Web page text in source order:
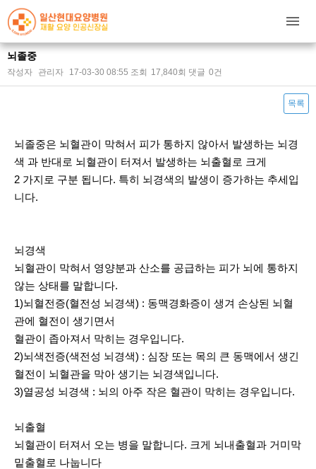
뇌졸중
작성자 관리자 17-03-30 08:55 조회 17,840회 댓글 0건
목록
뇌졸중은 뇌혈관이 막혀서 피가 통하지 않아서 발생하는 뇌경
색 과 반대로 뇌혈관이 터져서 발생하는 뇌출혈로 크게
2 가지로 구분 됩니다. 특히 뇌경색의 발생이 증가하는 추세입
니다.
뇌경색
뇌혈관이 막혀서 영양분과 산소를 공급하는 피가 뇌에 통하지
않는 상태를 말합니다.
1)뇌혈전증(혈전성 뇌경색) : 동맥경화증이 생겨 손상된 뇌혈
관에 혈전이 생기면서
혈관이 좁아져서 막히는 경우입니다.
2)뇌색전증(색전성 뇌경색) : 심장 또는 목의 큰 동맥에서 생긴
혈전이 뇌혈관을 막아 생기는 뇌경색입니다.
3)열공성 뇌경색 : 뇌의 아주 작은 혈관이 막히는 경우입니다.
뇌출혈
뇌혈관이 터져서 오는 병을 말합니다. 크게 뇌내출혈과 거미막
밑출혈로 나눕니다